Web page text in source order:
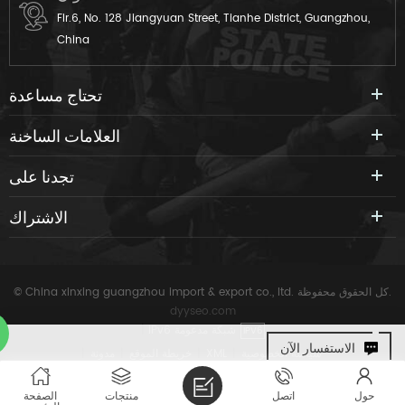
الاستفسار الآن
Flr.6, No. 128 Jiangyuan Street, Tianhe District, Guangzhou,
China
تحتاج مساعدة
العلامات الساخنة
تجدنا على
الاشتراك
© China xinxing guangzhou import & export co., ltd. كل الحقوق محفوظة.
dyyseo.com
|
IPv6 شبكة مدعومة
سياسة الخصوصية
الصفحة منتجات حول اتصل